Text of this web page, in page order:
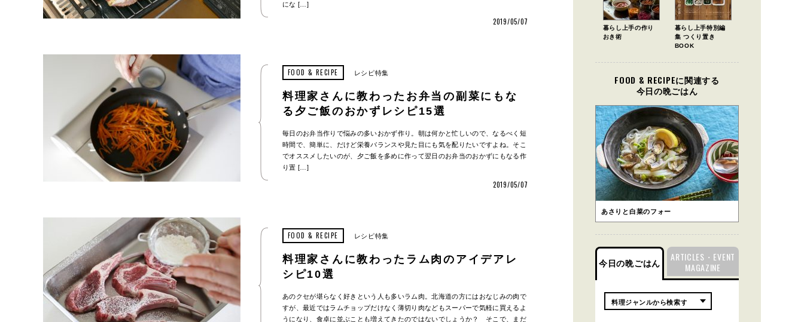
にな […]
2019/05/07
FOOD & RECIPE レシピ特集
料理家さんに教わったお弁当の副菜にもな
る夕ご飯のおかずレシピ15選
毎日のお弁当作りで悩みの多いおかず作り。朝は何かと忙しいので、なるべく短
時間で、簡単に、だけど栄養バランスや見た目にも気を配りたいですよね。そこ
でオススメしたいのが、夕ご飯を多めに作って翌日のお弁当のおかずにもなる作
り置 […]
2019/05/07
FOOD & RECIPE レシピ特集
料理家さんに教わったラム肉のアイデアレ
シピ10選
あのクセが堪らなく好きという人も多いラム肉。北海道の方にはおなじみの肉で
すが、最近ではラムチョップだけなく薄切り肉などもスーパーで気軽に買えるよ
うになり、食卓に並ぶことも増えてきたのではないでしょうか？ そこで、まだ
暮らし上手の作り
おき術
暮らし上手特別編
集 つくり置き
BOOK
FOOD & RECIPEに関連する
今日の晩ごはん
あさりと白菜のフォー
今日の晩ごはん
ARTICLES・EVENT
MAGAZINE